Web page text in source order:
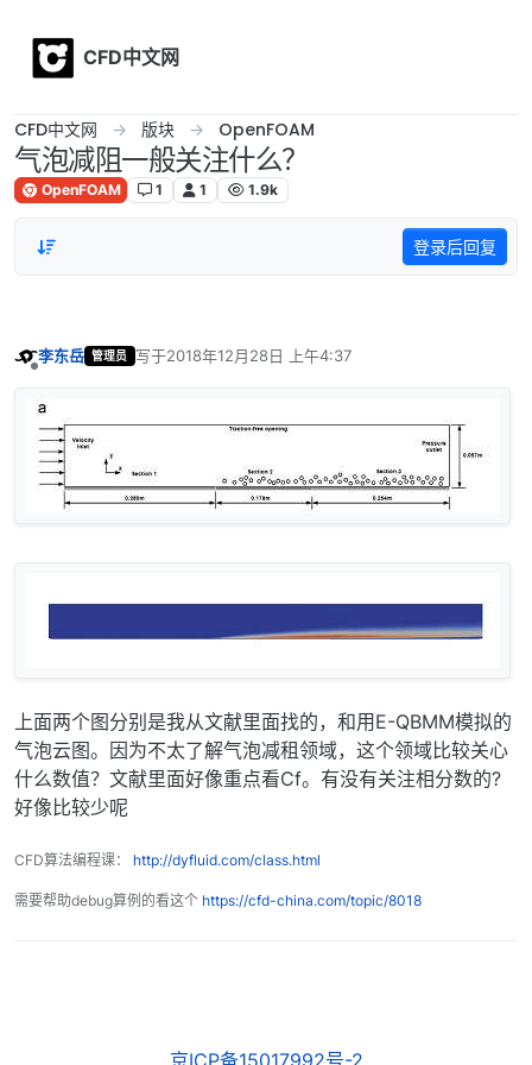
CFD中文网
CFD中文网 版块 OpenFOAM
气泡减阻一般关注什么？
OpenFOAM 1 1 1.9k
登录后回复
李东岳 管理员 写于2018年12月28日 上午4:37
最后由 编辑
上面两个图分别是我从文献里面找的，和用E-QBMM模拟的
气泡云图。因为不太了解气泡减租领域，这个领域比较关心
什么数值？文献里面好像重点看Cf。有没有关注相分数的?
好像比较少呢
CFD算法编程课： http://dyfluid.com/class.html
需要帮助debug算例的看这个 https://cfd-china.com/topic/8018
京ICP备15017992号-2